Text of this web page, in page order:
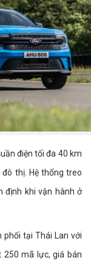
điện tối đa 40 km
thị. Hệ thống treo
định khi vận hành ở
phối tại Thái Lan với
250 mã lực, giá bán